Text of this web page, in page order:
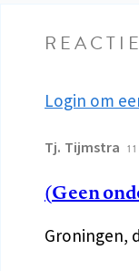
Login om
Tj. Tijmstra
(Geen
Groningen,